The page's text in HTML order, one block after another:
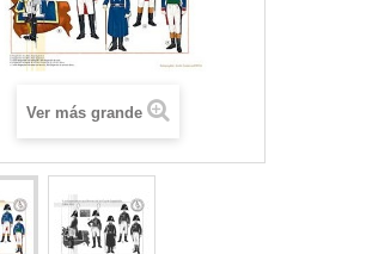
Ver más grande